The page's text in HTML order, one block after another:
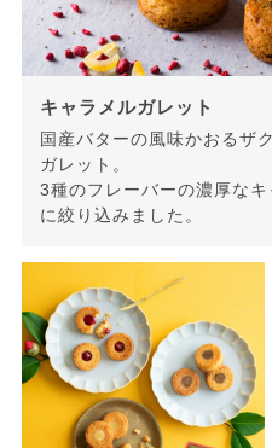
キャラメルガレット
国産バターの風味かおるザ
ガレット。
3種のフレーバーの濃厚な
に絞り込みました。